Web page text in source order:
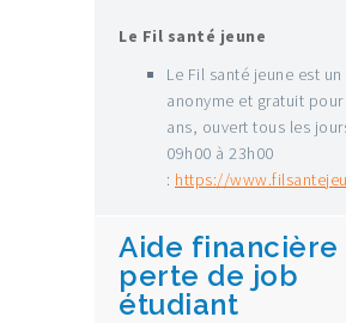
Le Fil santé jeune
Le Fil santé jeune est
anonyme et gratuit pour
ans, ouvert tous les
09h00 à 23h00
: https://
Aide
perte de job
étudiant